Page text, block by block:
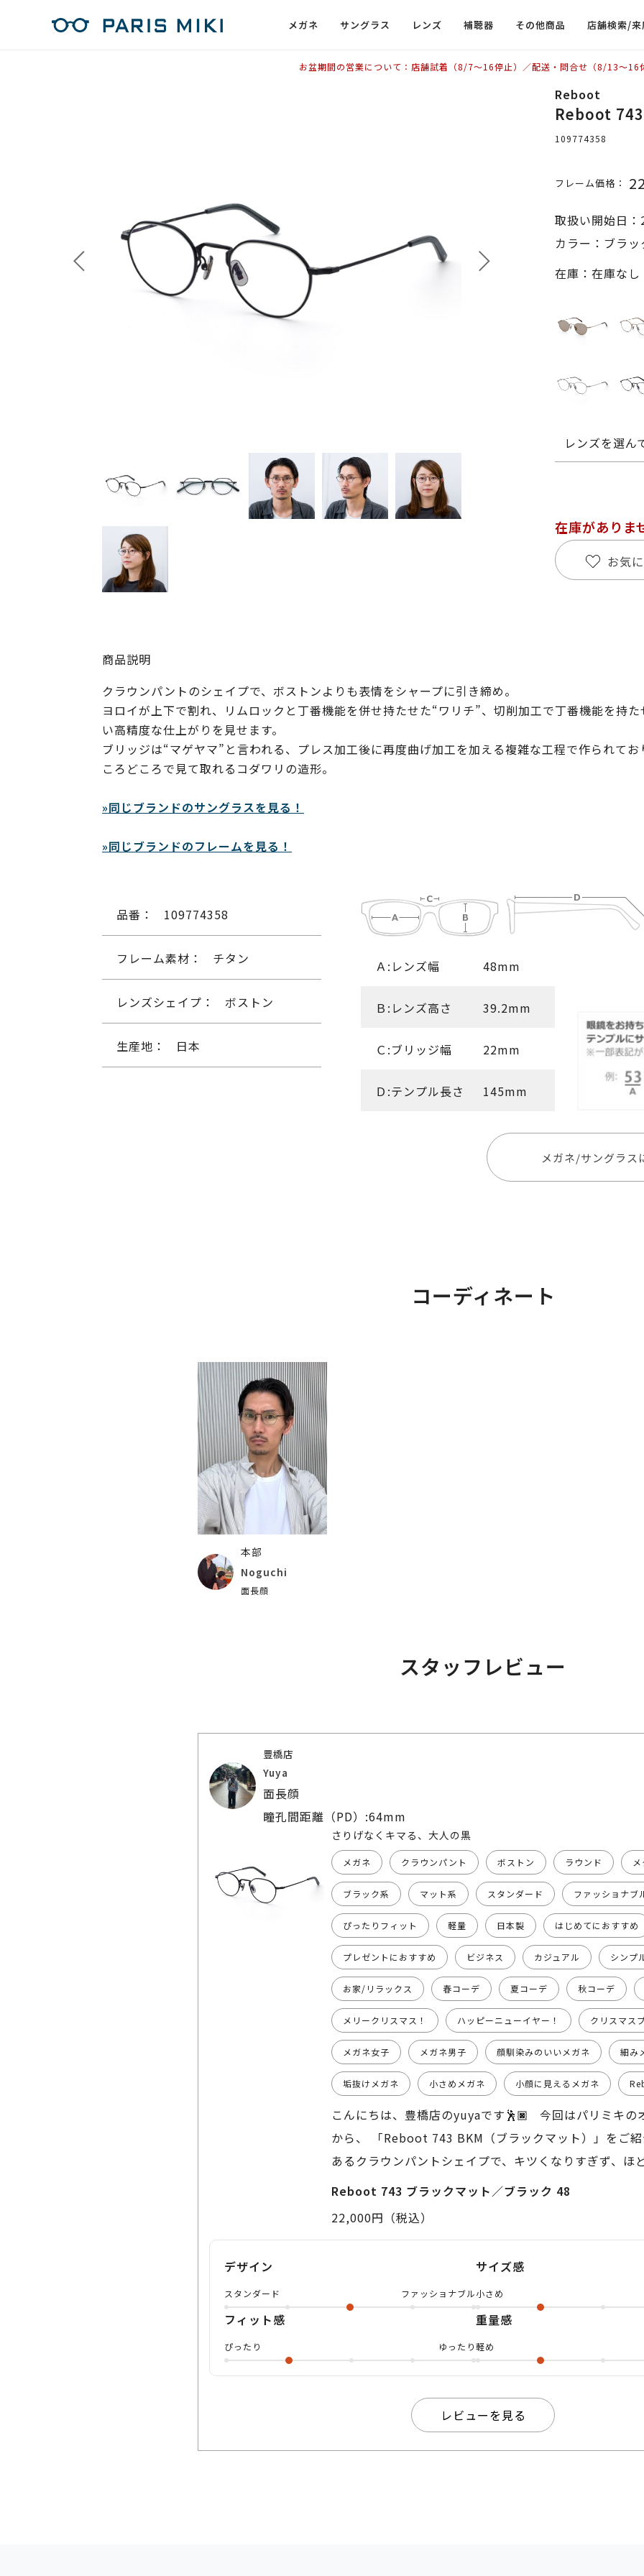
メガネ サングラス レンズ 補聴器 その他商品 店舗検索/
お盆期間の営業について：店舗試着（8/7〜16停止）／配送・問合せ（8/13〜16
Reboot
Reboot 743
109774358
フレーム価格：
取扱い開始日
カラー：ブラ
在庫：在庫なし
レンズを選ん
在庫がありま
お気
商品説明
クラウンパントのシェイプで、ボストンよりも表情をシャープに引き締め。
ヨロイが上下で割れ、リムロックと丁番機能を併せ持たせた“ワリチ”、切削加工で丁番機能を持
い高精度な仕上がりを見せます。
ブリッジは“マゲヤマ”と言われる、プレス加工後に再度曲げ加工を加える複雑な工程で作られて
ころどころで見て取れるコダワリの造形。
»同じブランドのサングラスを見る！
»同じブランドのフレームを見る！
品番： 109774358
フレーム素材： チタン
レンズシェイプ： ボストン
生産地： 日本
Ａ:レンズ幅 48mm
Ｂ:レンズ高さ 39.2mm
Ｃ:ブリッジ幅 22mm
Ｄ:テンプル長さ 145mm
メガネ/サングラス
コーディネート
本部
Noguchi
面長顔
スタッフレビュー
豊橋店
Yuya
面長顔
瞳孔間距離（PD）:64mm
さりげなくキマる、大人の黒
メガネ クラウンパント ボストン ラウンド
ブラック系 マット系 スタンダード ファッショナブ
ぴったりフィット 軽量 日本製 はじめてにおすすめ
プレゼントにおすすめ ビジネス カジュアル シンプ
お家/リラックス 春コーデ 夏コーデ 秋コーデ
メリークリスマス！ ハッピーニューイヤー！ クリスマス
メガネ女子 メガネ男子 顔馴染みのいいメガネ 細み
垢抜けメガネ 小さめメガネ 小顔に見えるメガネ
こんにちは、豊橋店のyuyaです🕺🏿 今回はパリミキの
から、 「Reboot 743 BKM（ブラックマット）」をご
あるクラウンパントシェイプで、キツくなりすぎず、ほ
ブラックカラーでもマット仕上げなので重たく見えず
ト！ シンプルだけど、よく見ると細部まで丁寧につく
めにも合わせやすく、オン・オフ問わず使える万能タ
レームに挑戦する方にもおすすめです◎ ぜひ店頭で、
感してみてください！ yuyaでした、それではまた💁‍♂️
Reboot 743 ブラックマット／ブラック 48
22,000円（税込）
デザイン
スタンダード ファッショナブル
サイズ感
小さめ
フィット感
ぴったり ゆったり
重量感
軽め
レビューを見る